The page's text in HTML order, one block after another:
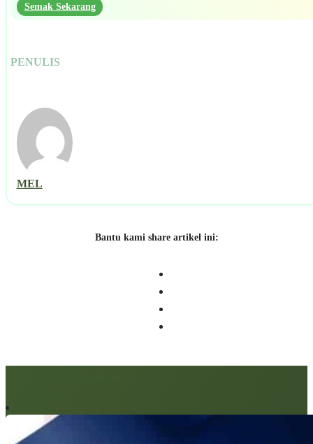
Semak Sekarang
PENULIS
MEL
Bantu kami share artikel ini: